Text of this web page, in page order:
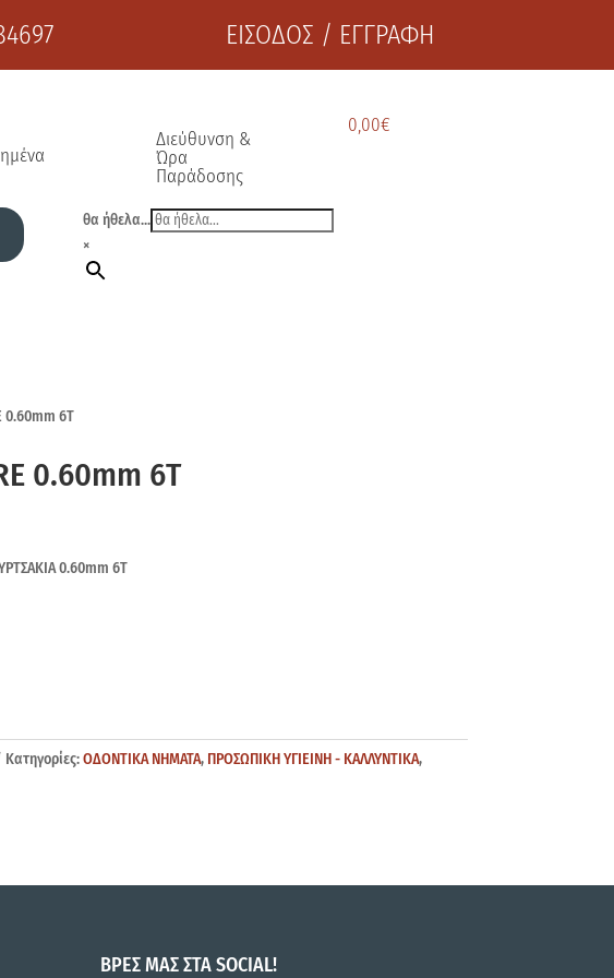
ΕΙΣΟΔΟΣ / ΕΓΓΡΑΦΗ
Διεύθυνση &
Ώρα
Παράδοσης
0,00€
θα ήθελα...
×
0.60mm 6Τ
0.60mm 6Τ
0.60mm 6Τ
Κατηγορίες:ΟΔΟΝΤΙΚΑ ΝΗΜΑΤΑ, ΠΡΟΣΩΠΙΚΗ ΥΓΙΕΙΝΗ - ΚΑΛΛΥΝΤΙΚΑ,
ΒΡΕΣ ΜΑΣ ΣΤΑ SOCIAL!